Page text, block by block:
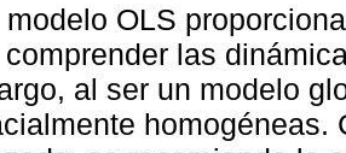
modelo OLS
comprender las
al ser un modelo
homogéneas.